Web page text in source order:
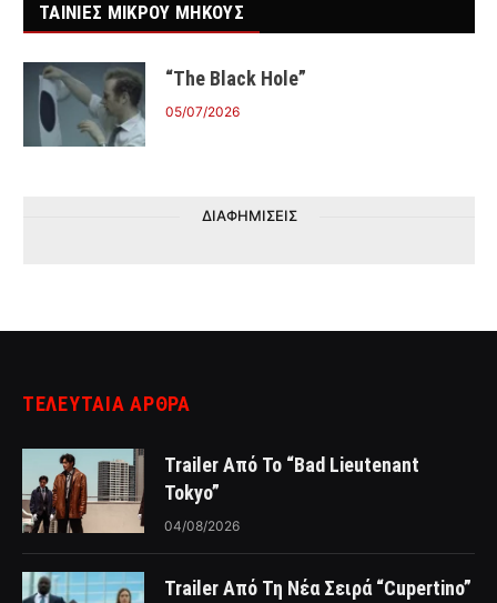
ΤΑΙΝΙΕΣ ΜΙΚΡΟΥ ΜΗΚΟΥΣ
“The Black Hole”
05/07/2026
ΔΙΑΦΗΜΙΣΕΙΣ
ΤΕΛΕΥΤΑΙΑ ΑΡΘΡΑ
Trailer Από Το “Bad Lieutenant
Tokyo”
04/08/2026
Trailer Από Τη Νέα Σειρά “Cupertino”